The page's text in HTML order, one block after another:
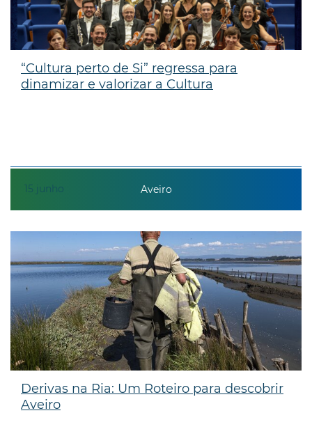
15 junho
“Cultura perto de Si” regressa para
dinamizar e valorizar a Cultura
Aveiro
Derivas na Ria: Um Roteiro para descobrir
Aveiro